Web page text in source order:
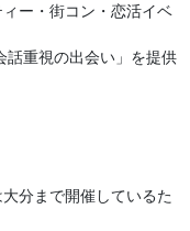
ー・街コン・恋活イベ
重視の出会い」を提供
分まで開催しているた